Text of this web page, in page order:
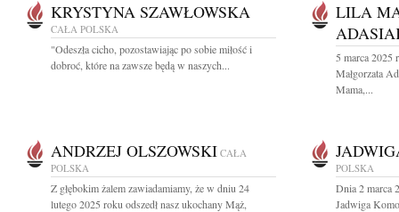
KRYSTYNA SZAWŁOWSKA
CAŁA POLSKA
"Odeszła cicho, pozostawiając po sobie miłość i
dobroć, które na zawsze będą w naszych...
LILA
5 marca 2025
Małgorzata
Mama,...
ANDRZEJ OLSZOWSKI CAŁA
POLSKA
Z głębokim żalem zawiadamiamy, że w dniu 24
lutego 2025 roku odszedł nasz ukochany Mąż,
POLSKA
Dnia 2 marca
Jadwiga